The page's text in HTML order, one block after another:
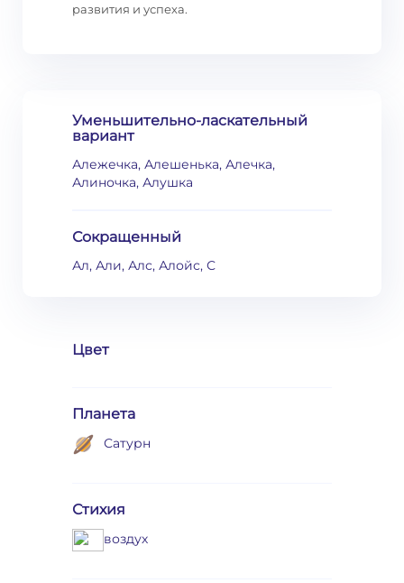
развития и успеха.
Уменьшительно-ласкательный
вариант
Алежечка, Алешенька, Алечка,
Алиночка, Алушка
Сокращенный
Ал, Али, Алс, Алойс, С
Цвет
Планета
Сатурн
Стихия
воздух